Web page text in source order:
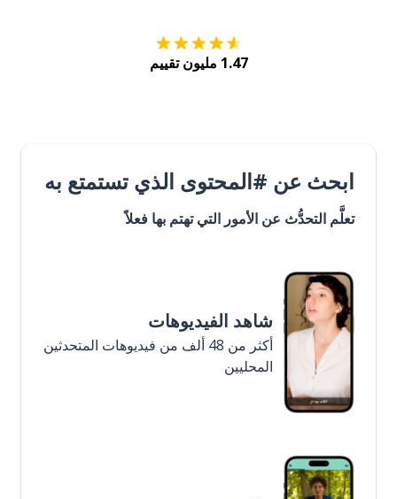
1.47 مليون تقييم
ابحث عن #المحتوى الذي تستمتع به
تعلَّم التحدُّث عن الأمور التي تهتم بها فعلاً
شاهد الفيديوهات
أكثر من 48 ألف من فيديوهات المتحدثين
المحليين